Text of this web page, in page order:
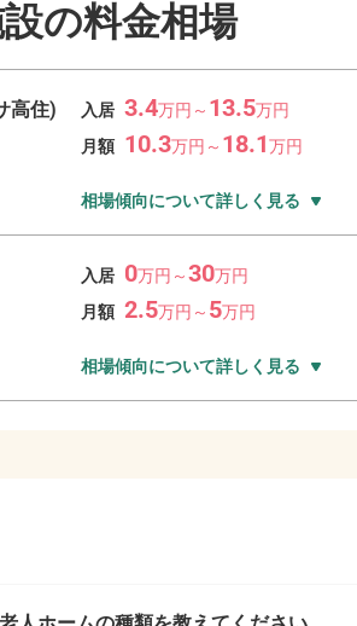
の料金相場
高住) 入居 3.4万円～ 13.5万円
月額 10.3万円～ 18.1万円
相場傾向について詳しく見る
入居 0万円～30万円
月額 2.5万円～ 5万円
相場傾向について詳しく見る